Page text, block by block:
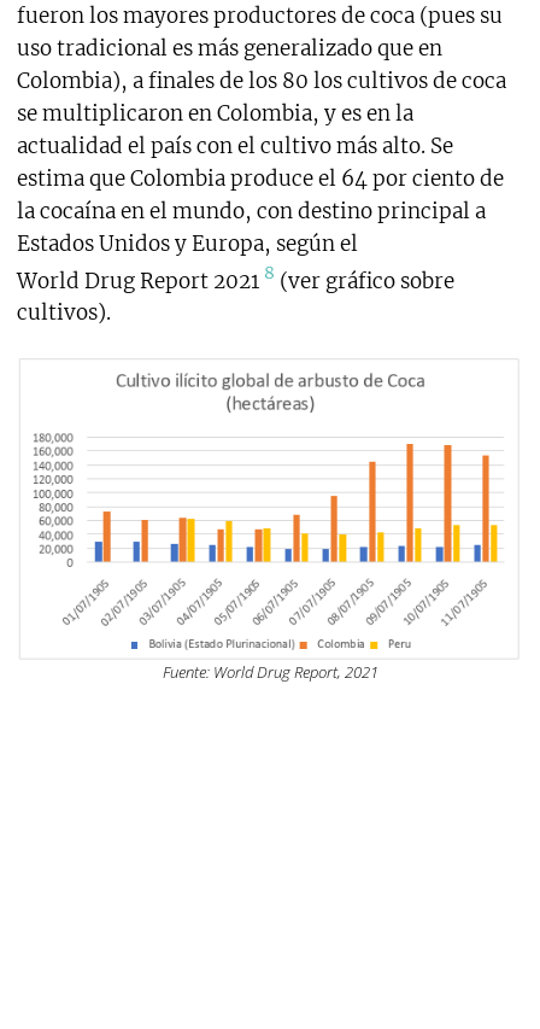
fueron los mayores productores de coca (pues su
uso tradicional es más generalizado que en
Colombia), a finales de los 80 los cultivos de coca
se multiplicaron en Colombia, y es en la
actualidad el país con el cultivo más alto. Se
estima que Colombia produce el 64 por ciento de
la cocaína en el mundo, con destino principal a
Estados Unidos y Europa, según el
World Drug Report 2021 8 (ver gráfico sobre
cultivos).
Fuente: World Drug Report, 2021